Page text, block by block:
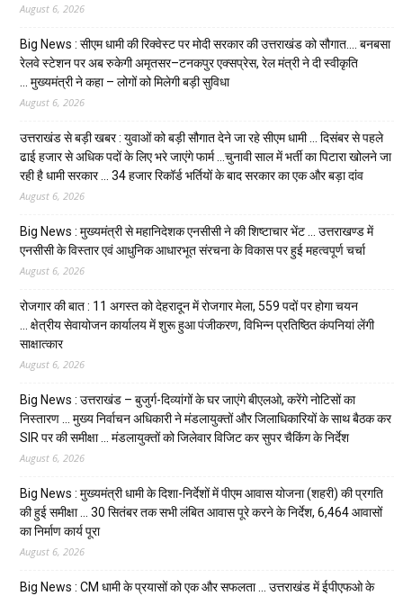
August 6, 2026
Big News : सीएम धामी की रिक्वेस्ट पर मोदी सरकार की उत्तराखंड को सौगात…. बनबसा
रेलवे स्टेशन पर अब रुकेगी अमृतसर–टनकपुर एक्सप्रेस, रेल मंत्री ने दी स्वीकृति
… मुख्यमंत्री ने कहा – लोगों को मिलेगी बड़ी सुविधा
August 6, 2026
उत्तराखंड से बड़ी खबर : युवाओं को बड़ी सौगात देने जा रहे सीएम धामी … दिसंबर से पहले
ढाई हजार से अधिक पदों के लिए भरे जाएंगे फार्म …चुनावी साल में भर्ती का पिटारा खोलने जा
रही है धामी सरकार … 34 हजार रिकॉर्ड भर्तियों के बाद सरकार का एक और बड़ा दांव
August 6, 2026
Big News : मुख्यमंत्री से महानिदेशक एनसीसी ने की शिष्टाचार भेंट … उत्तराखण्ड में
एनसीसी के विस्तार एवं आधुनिक आधारभूत संरचना के विकास पर हुई महत्वपूर्ण चर्चा
August 6, 2026
रोजगार की बात : 11 अगस्त को देहरादून में रोजगार मेला, 559 पदों पर होगा चयन
… क्षेत्रीय सेवायोजन कार्यालय में शुरू हुआ पंजीकरण, विभिन्न प्रतिष्ठित कंपनियां लेंगी
साक्षात्कार
August 6, 2026
Big News : उत्तराखंड – बुजुर्ग-दिव्यांगों के घर जाएंगे बीएलओ, करेंगे नोटिसों का
निस्तारण … मुख्य निर्वाचन अधिकारी ने मंडलायुक्तों और जिलाधिकारियों के साथ बैठक कर
SIR पर की समीक्षा … मंडलायुक्तों को जिलेवार विजिट कर सुपर चैकिंग के निर्देश
August 6, 2026
Big News : मुख्यमंत्री धामी के दिशा-निर्देशों में पीएम आवास योजना (शहरी) की प्रगति
की हुई समीक्षा … 30 सितंबर तक सभी लंबित आवास पूरे करने के निर्देश, 6,464 आवासों
का निर्माण कार्य पूरा
August 6, 2026
Big News : CM धामी के प्रयासों को एक और सफलता … उत्तराखंड में ईपीएफओ के